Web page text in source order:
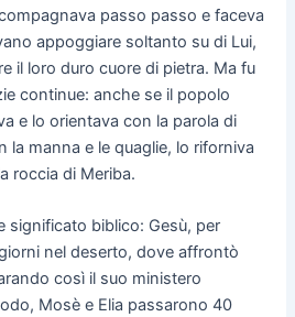
passo passo e faceva
appoggiare soltanto su di Lui,
il loro duro cuore di pietra. Ma fu
continue: anche se il popolo
e lo orientava con la parola di
la manna e le quaglie, lo riforniva
roccia di Meriba.
significato biblico: Gesù, per
nel deserto, dove affrontò
così il suo ministero
Mosè e Elia passarono 40